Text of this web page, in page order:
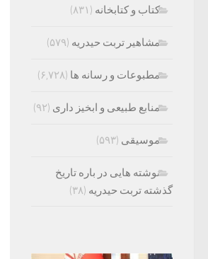
کتاب و کتابخانه (۸۳۱)
مشاهیر تربت حیدریه (۵۷۹)
مطبوعات و رسانه ها (۶,۷۲۸)
منابع طبیعی و ابخیز داری (۹۲)
موسیقی (۵۹۳)
نوشته هایی در باره تاریخ
گذشته تربت حیدریه (۳۸)